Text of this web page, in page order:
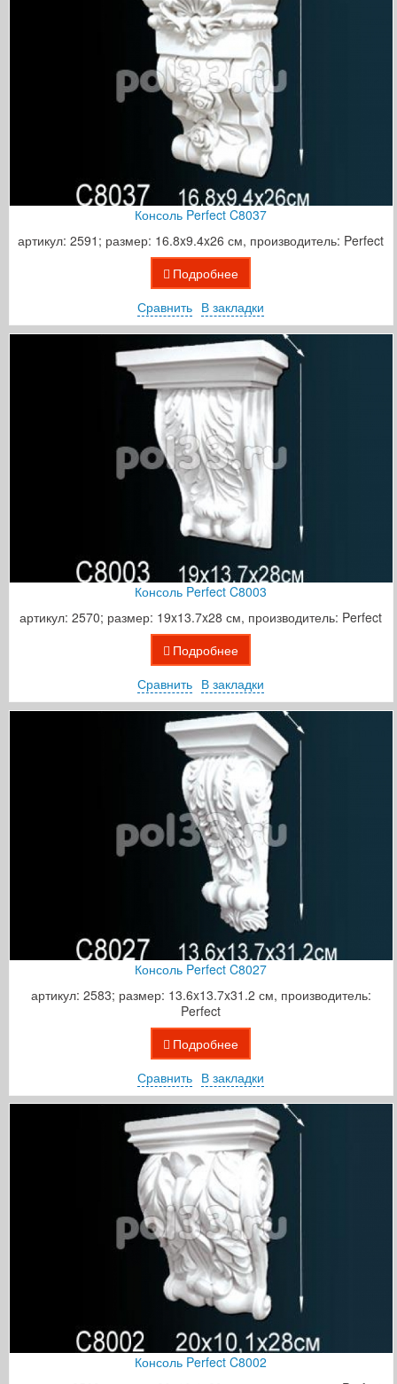
Консоль Perfect C8037
артикул: 2591; размер: 16.8x9.4x26 см, производитель: Perfect
Подробнее
Сравнить В закладки
Консоль Perfect C8003
артикул: 2570; размер: 19x13.7x28 см, производитель: Perfect
Подробнее
Сравнить В закладки
Консоль Perfect C8027
артикул: 2583; размер: 13.6x13.7x31.2 см, производитель:
Perfect
Подробнее
Сравнить В закладки
Консоль Perfect C8002